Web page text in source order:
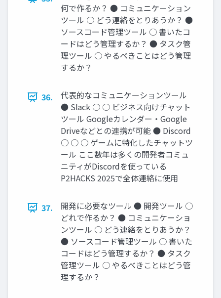
何で作るか？ ● コミュニケーション
ツール ○ どう連絡をとりあうか？ ●
ソースコード管理ツール ○ 書いたコ
ードはどう管理するか？ ● タスク管
理ツール ○ やるべきことはどう管理
するか？
36.
代表的なコミュニケーションツール
● Slack ○ ○ ビジネス向けチャット
ツール Googleカレンダー・Google
Driveなどとの連携が可能 ● Discord
○ ○ ○ ゲームに特化したチャットツ
ール ここ数年は多くの開発者コミュ
ニティがDiscordを使っている
P2HACKS 2025で全体連絡に使⽤
37.
開発に必要なツール ● 開発ツール ○
どれで作るか？ ● コミュニケーショ
ンツール ○ どう連絡をとりあうか？
● ソースコード管理ツール ○ 書いた
コードはどう管理するか？ ● タスク
管理ツール ○ やるべきことはどう管
理するか？